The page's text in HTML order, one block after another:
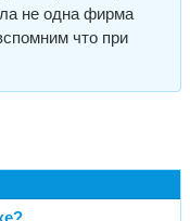
не одна фирма
что при